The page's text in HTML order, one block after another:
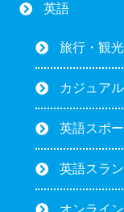
英語
旅行・観
カジュア
英語スポ
英語スラ
オンライ